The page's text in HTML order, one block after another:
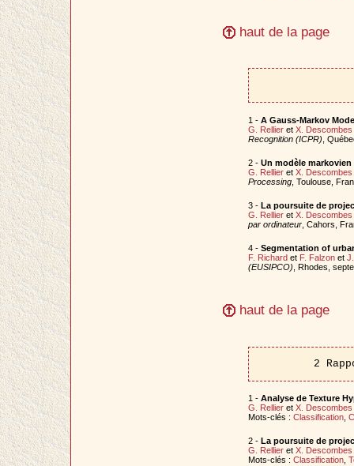
haut de la page
1 - A Gauss-Markov
G. Rellieret X. Descombes
Recognition (ICPR) ,
2 - Un modèle
G. Rellieret X. Descombes
Processing, Toulouse,
3 - La poursuite de
G. Rellieret X. Descombes
par ordinateur, Cahors,
4 - Segmentation of
F. Richardet F. Falzonet
(EUSIPCO) , Rhodes,
haut de la page
2
1 - Analyse de Texture
G. Rellieret X. Descombes
Mots-clés : Classification,
2 - La poursuite de
G. Rellieret X. Descombes
Mots-clés : Classification,